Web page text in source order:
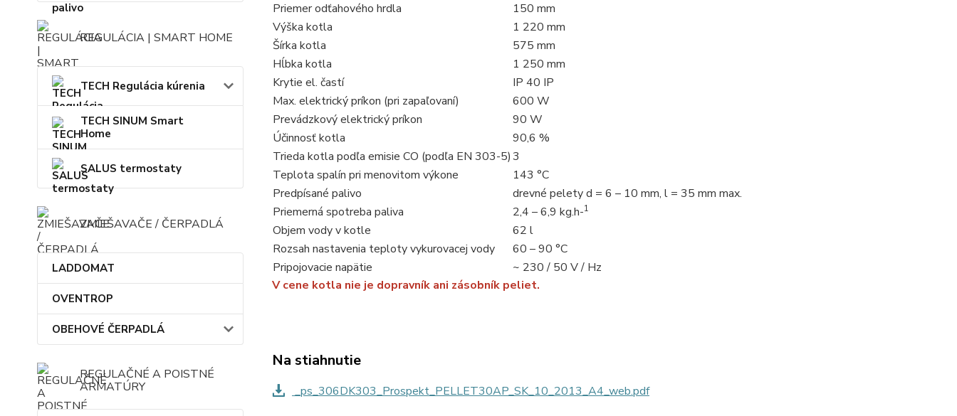
REGULÁCIA | SMART HOME
TECH Regulácia kúrenia
TECH SINUM Smart
Home
SALUS termostaty
ZMIEŠAVAČE / ČERPADLÁ
LADDOMAT
OVENTROP
OBEHOVÉ ČERPADLÁ
REGULAČNÉ A POISTNÉ
ARMATÚRY
Priemer odťahového hrdla
150 mm
Výška kotla
1 220 mm
Šírka kotla
575 mm
Hĺbka kotla
1 250 mm
Krytie el. častí
IP 40 IP
Max. elektrický príkon (pri zapaľovaní)
600 W
Prevádzkový elektrický príkon
90 W
Účinnosť kotla
90,6 %
Trieda kotla podľa emisie CO (podľa EN 303-5)3
Teplota spalín pri menovitom výkone
143 °C
Predpísané palivo
drevné pelety d = 6 – 10 mm, l = 35 mm max.
Priemerná spotreba paliva
2,4 – 6,9 kg.h-1
Objem vody v kotle
62 l
Rozsah nastavenia teploty vykurovacej vody
60 – 90 °C
Pripojovacie napätie
~ 230 / 50 V / Hz
V cene kotla nie je dopravník ani zásobník peliet.
Na stiahnutie
_ps_306DK303_Prospekt_PELLET30AP_SK_10_2013_A4_web.pdf